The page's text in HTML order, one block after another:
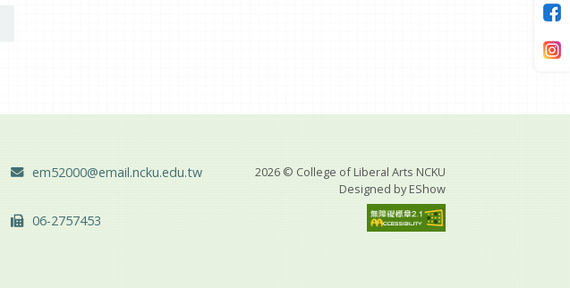
電子郵件 ：
em52000@email.ncku.edu.tw
傳真 ：
06-2757453
2026 © College of Liberal Arts NCKU
Designed byEShow